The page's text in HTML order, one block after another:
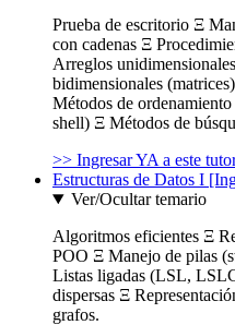
Prueba de escritorio Ξ
con cadenas Ξ
Arreglos
bidimensionales
Métodos de
shell) Ξ Métodos de
>> Ingresar YA a este
Estructuras de Datos I
Ver/Ocultar temario
Algoritmos eficientes Ξ
POO Ξ Manejo de pilas
Listas ligadas (LSL,
dispersas Ξ
grafos.